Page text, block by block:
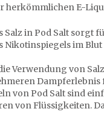
herkömmlichen E-
Salz in Pod Salt sorgt
Nikotinspiegels im
Verwendung von
Dampferlebnis
von Pod Salt sind
von Flüssigkeiten.